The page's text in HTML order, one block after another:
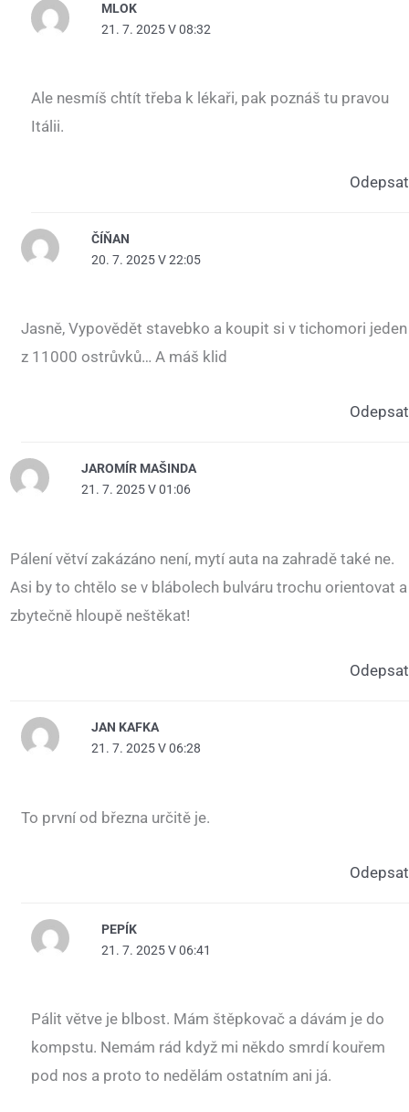
MLOK
21. 7. 2025 V 08:32
Ale nesmíš chtít třeba k lékaři, pak poznáš tu pravou
Itálii.
Odepsat
ČÍŇAN
20. 7. 2025 V 22:05
Jasně, Vypovědět stavebko a koupit si v tichomori jeden
z 11000 ostrůvků… A máš klid
Odepsat
JAROMÍR MAŠINDA
21. 7. 2025 V 01:06
Pálení větví zakázáno není, mytí auta na zahradě také ne.
Asi by to chtělo se v blábolech bulváru trochu orientovat a
zbytečně hloupě neštěkat!
Odepsat
JAN KAFKA
21. 7. 2025 V 06:28
To první od března určitě je.
Odepsat
PEPÍK
21. 7. 2025 V 06:41
Pálit větve je blbost. Mám štěpkovač a dávám je do
kompstu. Nemám rád když mi někdo smrdí kouřem
pod nos a proto to nedělám ostatním ani já.